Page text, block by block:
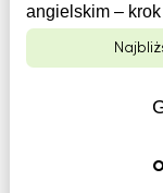
angielskim – krok